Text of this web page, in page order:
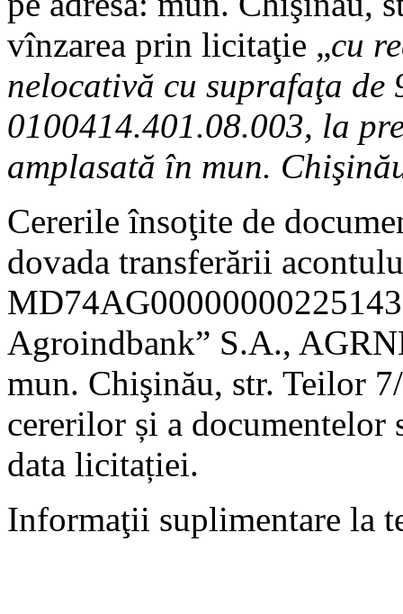
vînzarea prin licitaţie „cu
nelocativă cu suprafaţa de
0100414.401.08.003, la
amplasată în mun.
Cererile însoţite de
dovada transferării
Agroindbank” S.A.,
mun. Chişinău, str. Teilor
cererilor și a documentelor
data licitației.
Informaţii suplimentare la